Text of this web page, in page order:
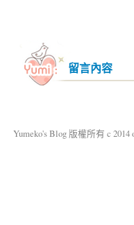
留言內容
Yumeko's Blog 版權所有 c